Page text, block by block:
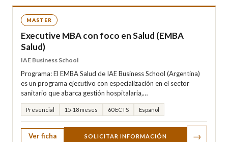
MASTER
Executive MBA con foco en Salud (EMBA
Salud)
IAE Business School
Programa: El EMBA Salud de IAE Business School (Argentina)
es un programa ejecutivo con especialización en el sector
sanitario que abarca gestión hospitalaria,…
Presencial 15-18 meses 60 ECTS Español
Ver ficha SOLICITAR INFORMACIÓN →